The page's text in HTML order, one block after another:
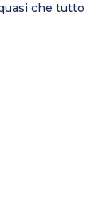
che tutto